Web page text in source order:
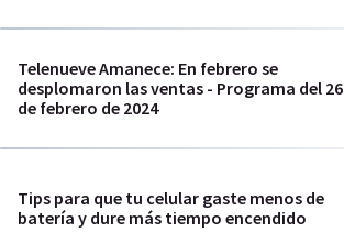
Telenueve Amanece: En febrero se
desplomaron las ventas - Programa del 26
de febrero de 2024
Tips para que tu celular gaste menos de
batería y dure más tiempo encendido